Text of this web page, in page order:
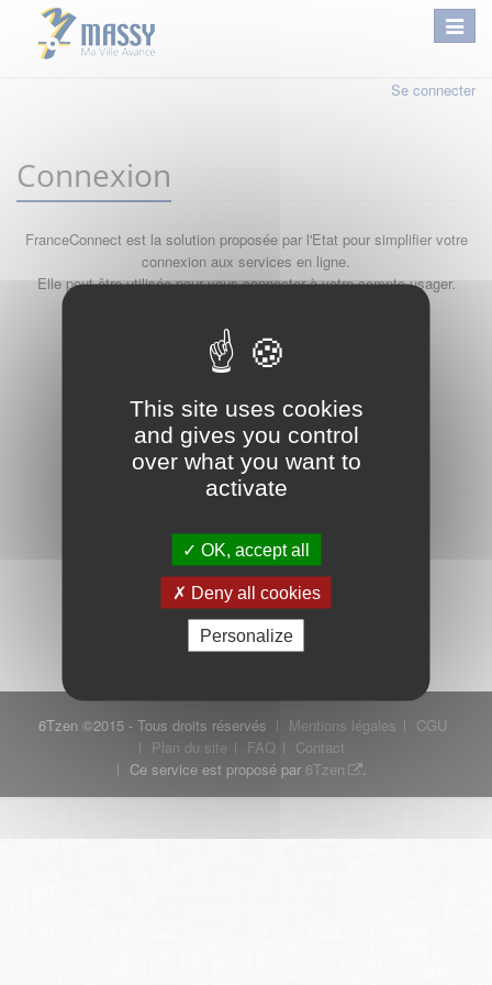
Se connecter
Connexion
FranceConnect est la solution proposée par l'Etat pour simplifier votre
connexion aux services en ligne.
Elle peut être utilisée pour vous connecter à votre compte usager.
Qu'est-ce que FranceConnect ?
Mot de passe oublié ? Je crée mon compte
Connexion
6Tzen ©2015 - Tous droits réservés Mentions légales
CGU
Plan du site
FAQ
Contact
Ce service est proposé par 6Tzen .
This site uses cookies
and gives you control
over what you want to
activate
OK, accept all
Deny all cookies
Personalize